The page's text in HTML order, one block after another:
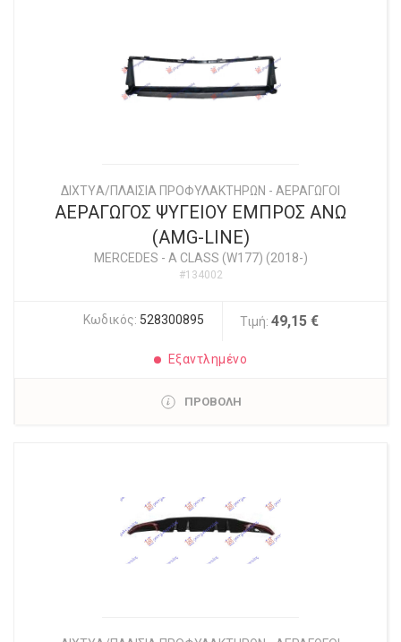
ΔΙΧΤYΑ/ΠΛΑΙΣΙΑ ΠΡΟΦΥΛΑΚΤΗΡΩΝ - ΑΕΡΑΓΩΓΟΙ
ΑΕΡΑΓΩΓΟΣ ΨΥΓΕΙΟΥ ΕΜΠΡΟΣ ΑΝΩ
(AMG-LINE)
MERCEDES - A CLASS (W177) (2018-)
#134002
Κωδικός: 528300895 Τιμή: 49,15 €
Εξαντλημένο
ΠΡΟΒΟΛΗ